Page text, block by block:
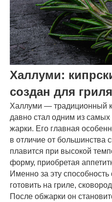
Халлуми:
создан для гриля
Халлуми — традиционный
давно стал одним из
жарки. Его главная
в отличие от большинства
плавится при высокой
форму, приобретая
Именно за эту
готовить на гриле,
После обжарки он